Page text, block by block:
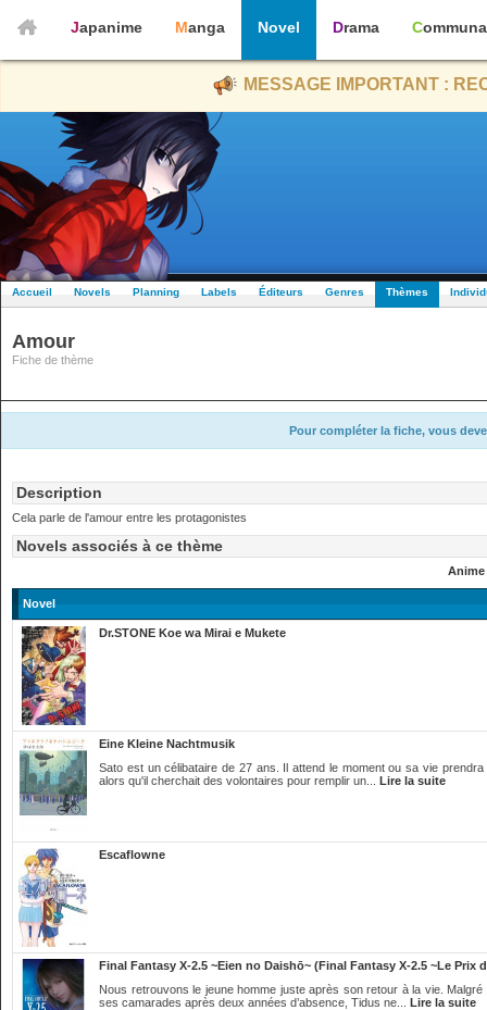
Japanime Manga Novel Drama
MESSAGE IMPORTANT :
Accueil Novels Planning Labels Éditeurs Genres Thèmes
Amour
Fiche de thème
Pour compléter la fiche, vous
Description
Cela parle de l'amour entre les protagonistes
Novels associés à ce thème
Anime
Novel
Dr.STONE Koe wa Mirai e Mukete
Eine Kleine Nachtmusik
Sato est un célibataire de 27 ans. Il attend le moment ou sa vie
alors qu'il cherchait des volontaires pour remplir un... Lire la suite
Escaflowne
Final Fantasy X-2.5 ~Eien no Daishō~ (Final Fantasy X-2.5 ~Le Prix
Nous retrouvons le jeune homme juste après son retour à la vie.
ses camarades après deux années d’absence, Tidus ne... Lire la suite